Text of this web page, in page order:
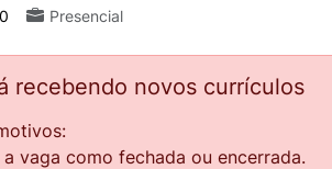
Presencial
recebendo novos currículos
vaga como fechada ou encerrada.